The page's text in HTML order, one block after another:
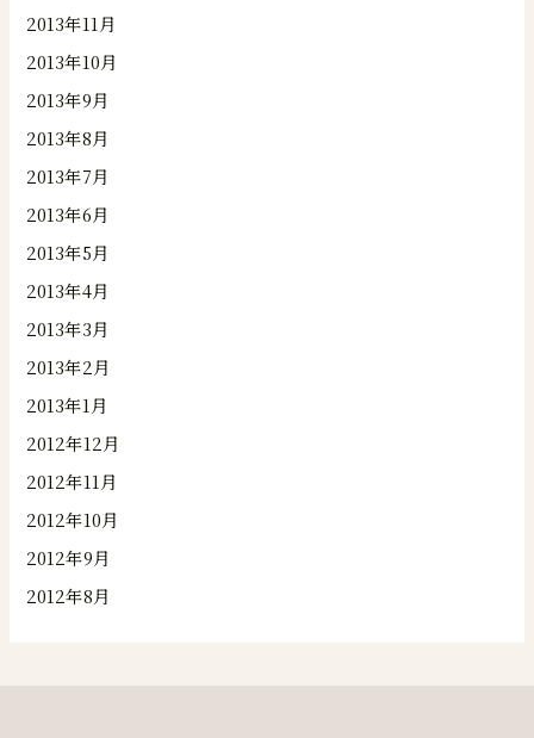
2013年11月
2013年10月
2013年9月
2013年8月
2013年7月
2013年6月
2013年5月
2013年4月
2013年3月
2013年2月
2013年1月
2012年12月
2012年11月
2012年10月
2012年9月
2012年8月